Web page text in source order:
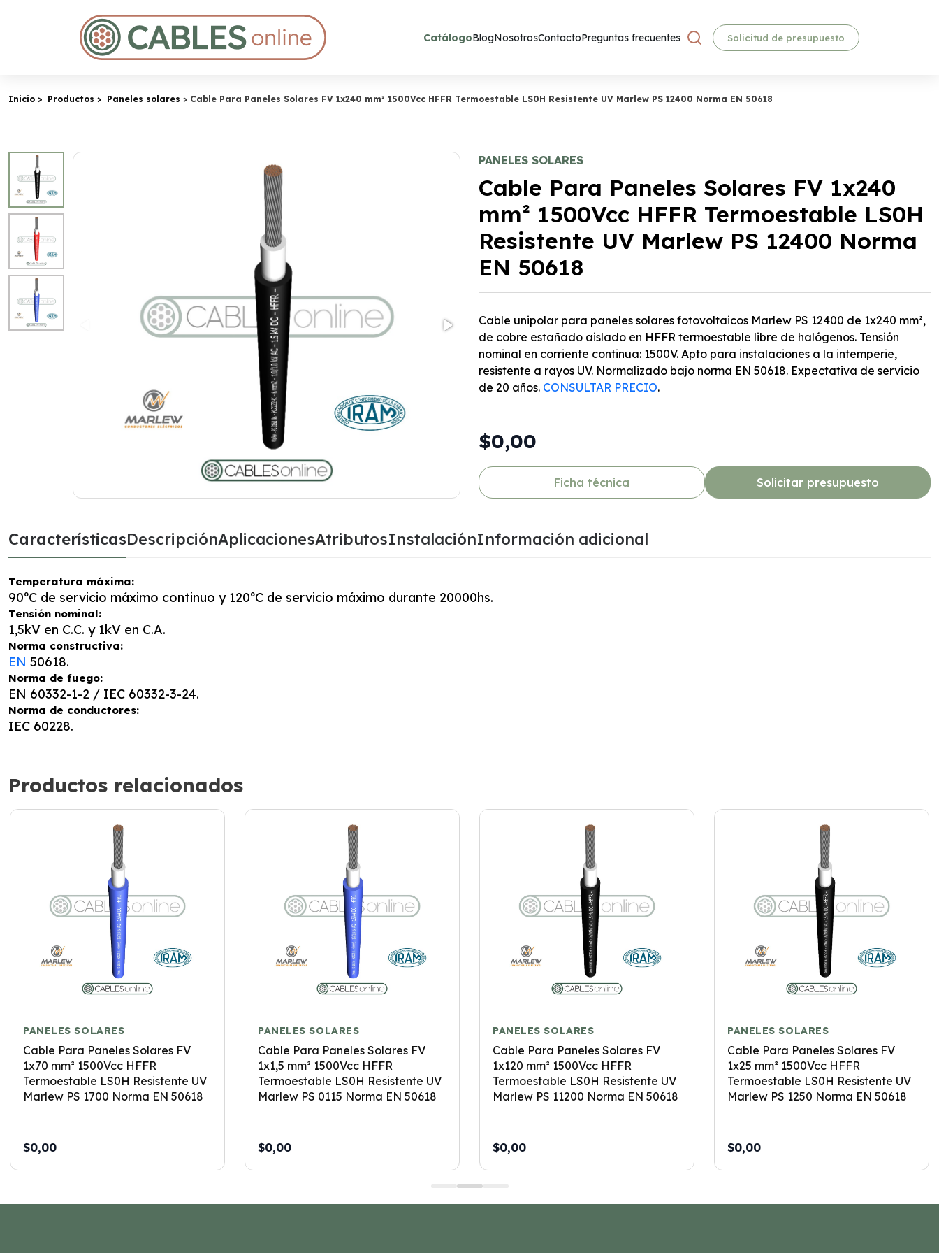
CatálogoBlogNosotrosContactoPreguntas frecuentes Solicitud de presupuesto
Inicio Productos Paneles solares Cable Para Paneles Solares FV 1x240 mm² 1500Vcc HFFR Termoestable LS0H Resistente UV Marlew PS 12400 Norma EN 50618
PANELES SOLARES
Cable Para Paneles Solares FV 1x240
mm² 1500Vcc HFFR Termoestable LS0H
Resistente UV Marlew PS 12400 Norma
EN 50618
Cable unipolar para paneles solares fotovoltaicos Marlew PS 12400 de 1x240 mm²,
de cobre estañado aislado en HFFR termoestable libre de halógenos. Tensión
nominal en corriente continua: 1500V. Apto para instalaciones a la intemperie,
resistente a rayos UV. Normalizado bajo norma EN 50618. Expectativa de servicio
de 20 años. CONSULTAR PRECIO.
$0,00
Ficha técnica Solicitar presupuesto
CaracterísticasDescripciónAplicacionesAtributosInstalaciónInformación adicional
Temperatura máxima:
90ºC de servicio máximo continuo y 120ºC de servicio máximo durante 20000hs.
Tensión nominal:
1,5kV en C.C. y 1kV en C.A.
Norma constructiva:
EN 50618.
Norma de fuego:
EN 60332-1-2 / IEC 60332-3-24.
Norma de conductores:
IEC 60228.
Productos relacionados
PANELES SOLARES
Cable Para Paneles Solares FV
1x70 mm² 1500Vcc HFFR
Termoestable LS0H Resistente UV
Marlew PS 1700 Norma EN 50618
$0,00
PANELES SOLARES
Cable Para Paneles Solares FV
1x1,5 mm² 1500Vcc HFFR
Termoestable LS0H Resistente UV
Marlew PS 0115 Norma EN 50618
$0,00
PANELES SOLARES
Cable Para Paneles Solares FV
1x120 mm² 1500Vcc HFFR
Termoestable LS0H Resistente UV
Marlew PS 11200 Norma EN 50618
$0,00
PANELES SOLARES
Cable Para Paneles Solares FV
1x25 mm² 1500Vcc HFFR
Termoestable LS0H Resistente UV
Marlew PS 1250 Norma EN 50618
$0,00